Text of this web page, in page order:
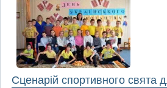
Сценарій спортивного свята